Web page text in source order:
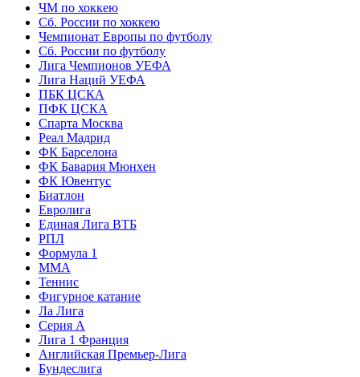
ЧМ по хоккею
Сб. России по хоккею
Чемпионат Европы по футболу
Сб. России по футболу
Лига Чемпионов УЕФА
Лига Наций УЕФА
ПБК ЦСКА
ПФК ЦСКА
Спарта Москва
Реал Мадрид
ФК Барселона
ФК Бавария Мюнхен
ФК Ювентус
Биатлон
Евролига
Единая Лига ВТБ
РПЛ
Формула 1
MMA
Теннис
Фигурное катание
Ла Лига
Серия А
Лига 1 Франция
Английская Премьер-Лига
Бундеслига